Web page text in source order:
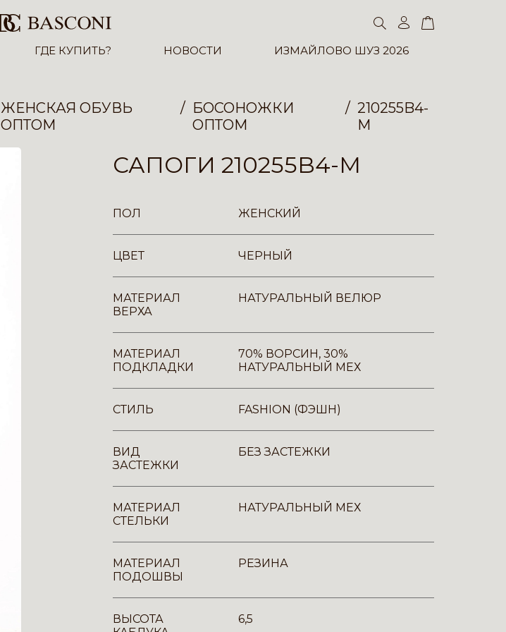
ГДЕ КУПИТЬ? НОВОСТИ ИЗМАЙЛОВО ШУЗ 2026
ЖЕНСКАЯ ОБУВЬ
ОПТОМ
БОСОНОЖКИ
ОПТОМ
210255B4-
M
САПОГИ 210255B4-M
ПОЛ ЖЕНСКИЙ
ЦВЕТ ЧЕРНЫЙ
МАТЕРИАЛ
ВЕРХА
НАТУРАЛЬНЫЙ ВЕЛЮР
МАТЕРИАЛ
ПОДКЛАДКИ
70% ВОРСИН, 30%
НАТУРАЛЬНЫЙ МЕХ
СТИЛЬ FASHION (ФЭШН)
ВИД
ЗАСТЕЖКИ
БЕЗ ЗАСТЕЖКИ
МАТЕРИАЛ
СТЕЛЬКИ
НАТУРАЛЬНЫЙ МЕХ
МАТЕРИАЛ
ПОДОШВЫ
РЕЗИНА
ВЫСОТА
6,5